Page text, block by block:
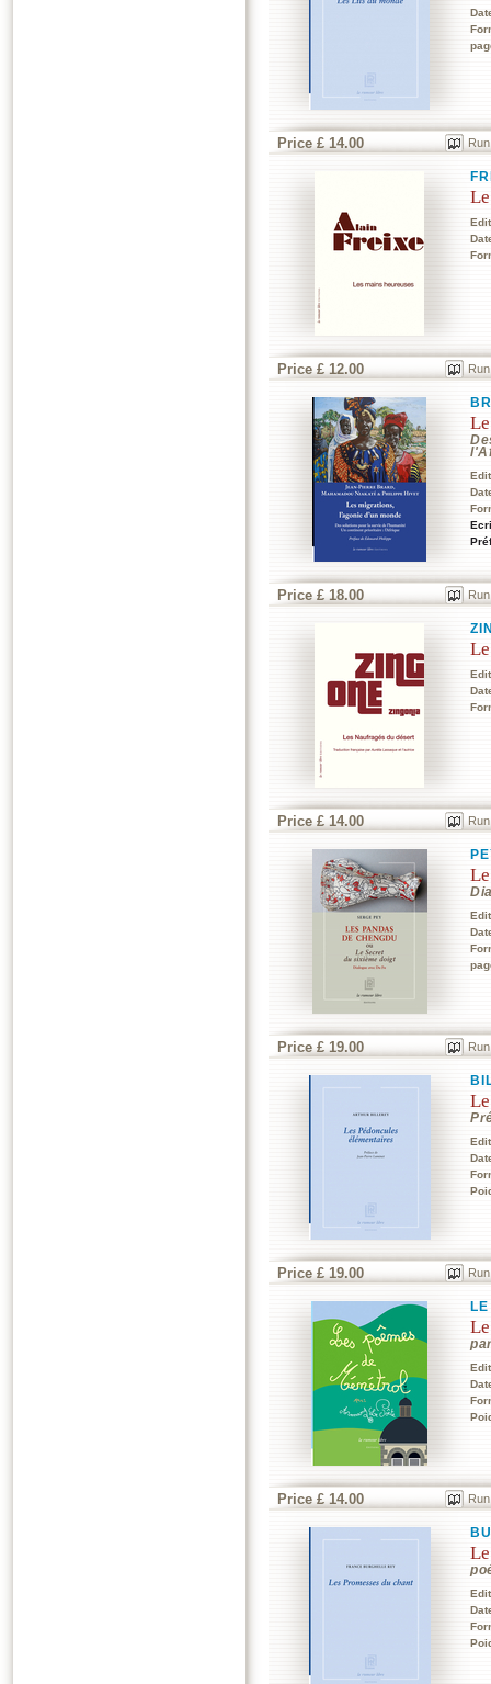
Price £ 14.00
Price £ 12.00
Price £ 18.00
Price £ 14.00
Price £ 19.00
Price £ 19.00
Price £ 14.00